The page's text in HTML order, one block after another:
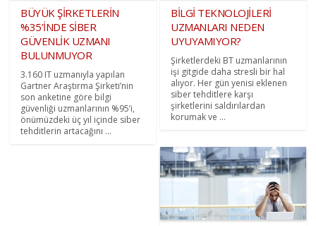
BÜYÜK ŞİRKETLERİN
%35’İNDE SİBER
GÜVENLİK UZMANI
BULUNMUYOR
3.160 IT uzmanıyla yapılan
Gartner Araştırma Şirketi’nin
son anketine göre bilgi
güvenliği uzmanlarının %95’i,
önümüzdeki üç yıl içinde siber
tehditlerin artacağını ...
BİLGİ TEKNOLOJİLERİ
UZMANLARI NEDEN
UYUYAMIYOR?
Şirketlerdeki BT uzmanlarının
işi gitgide daha stresli bir hal
alıyor. Her gün yenisi eklenen
siber tehditlere karşı
şirketlerini saldırılardan
korumak ve ...